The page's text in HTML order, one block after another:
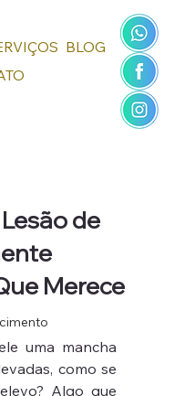
BLOG
de
Merece
uma mancha
como se
Algo que